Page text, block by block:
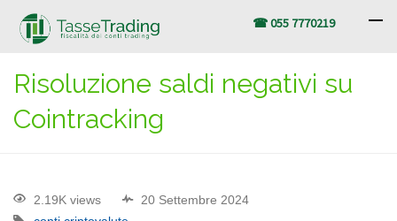
☎ 055 7770219
Risoluzione saldi negativi su
Cointracking
2.19K views
20 Settembre 2024